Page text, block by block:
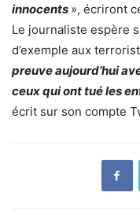
innocents », écriront
Le journaliste espère
d’exemple aux
preuve aujourd’hui
ceux qui ont tué les
écrit sur son compte